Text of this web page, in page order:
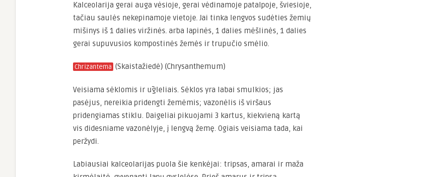
Kalceolarija gerai auga vėsioje, gerai vėdinamoje patalpoje, šviesioje,
tačiau saulės nekepinamoje vietoje. Jai tinka lengvos sudėties žemių
mišinys iš 1 dalies viržinės. arba lapinės, 1 dalies mėšlinės, 1 dalies
gerai supuvusios kompostinės žemės ir trupučio smėlio.
Chrizantema (Skaistažiedė) (Chrysanthemum)
Veisiama sėklomis ir ūgleliais. Sėklos yra labai smulkios; jas
pasėjus, nereikia pridengti žemėmis; vazonėlis iš viršaus
pridengiamas stiklu. Daigeliai pikuojami 3 kartus, kiekvieną kartą
vis didesniame vazonėlyje, į lengvą žemę. Ogiais veisiama tada, kai
peržydi.
Labiausiai kalceolarijas puola šie kenkėjai: tripsas, amarai ir maža